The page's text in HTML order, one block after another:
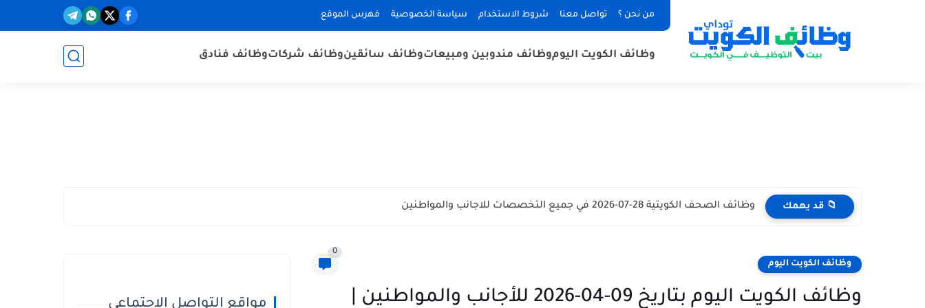
من نحن ؟ تواصل معنا شروط الاستخدام سياسة الخصوصية فهرس الموقع
وظائف الكويت اليوموظائف مندوبين ومبيعاتوظائف سائقينوظائف شركاتوظائف فنادق
📁 قد يهمك وظائف الصحف الكويتية 28-07-2026 في جميع التخصصات للاجانب والمواطنين
وظائف الكويت اليوم
0
وظائف الكويت اليوم بتاريخ 09-04-2026 للأجانب والمواطنين | مواقع التواصل الاجتماعي